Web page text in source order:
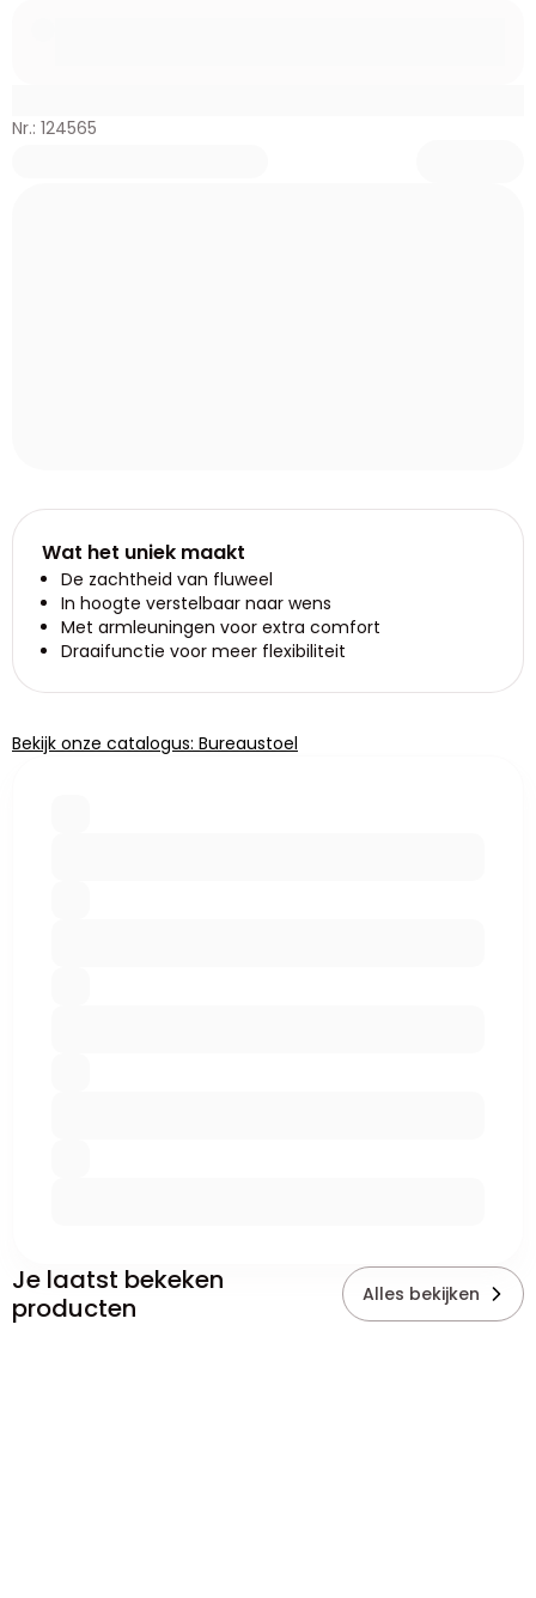
Nr.: 124565
Wat het uniek maakt
De zachtheid van fluweel
In hoogte verstelbaar naar wens
Met armleuningen voor extra comfort
Draaifunctie voor meer flexibiliteit
Bekijk onze catalogus: Bureaustoel
Je laatst bekeken
producten
Alles bekijken